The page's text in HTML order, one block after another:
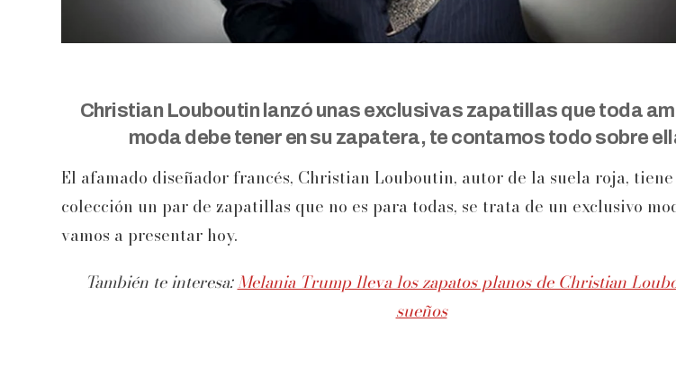
Christian Louboutin lanzó unas exclusivas zapatillas que toda
moda debe tener en su zapatera, te contamos todo sobre
El afamado diseñador francés, Christian Louboutin, autor de la suela roja, tiene
colección un par de zapatillas que no es para todas, se trata de un exclusivo
vamos a presentar hoy.
También te interesa:Melania Trump lleva los zapatos planos de Christian
sueños